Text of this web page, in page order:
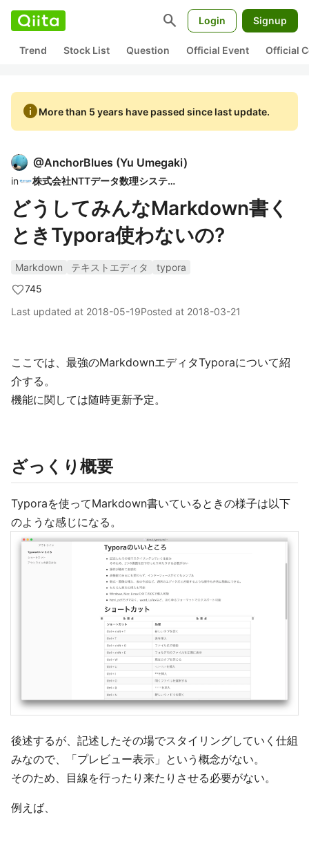
search Login Signup
Trend Stock List Question Official Event Official
infoMore than 5 years have passed since last update.
@AnchorBlues (Yu Umegaki)
in 株式会社NTTデータ数理システム
どうしてみんなMarkdown書く
ときTypora使わないの?
Markdown テキストエディタ
typora
745
Last updated at 2018-05-19Posted at 2018-03-21
ここでは、最強のMarkdownエディタTyporaについて紹
介する。
機能に関しては随時更新予定。
ざっくり概要
Typoraを使ってMarkdown書いているときの様子は以下
のような感じになる。
後述するが、記述したその場でスタイリングしていく仕組
みなので、「プレビュー表示」という概念がない。
そのため、目線を行ったり来たりさせる必要がない。
例えば、